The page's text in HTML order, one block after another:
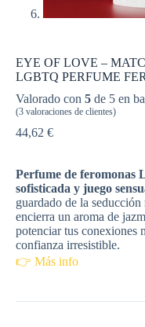
EYE OF LOVE –
LGBTQ PERFUME
Valorado con 5 de 5 en
(3 valoraciones de clientes)
44,62 €
Perfume de feromonas
sofisticada y juego
guardado de la
encierra un aroma de
potenciar tus conexiones
confianza irresistible.
👉 Más info